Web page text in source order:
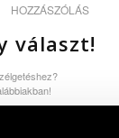
HOZZÁSZÓLÁS
választ!
in to post a